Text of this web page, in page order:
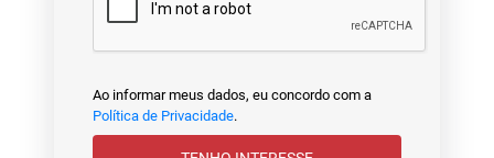
Ao informar meus dados, eu concordo com a
Política de Privacidade.